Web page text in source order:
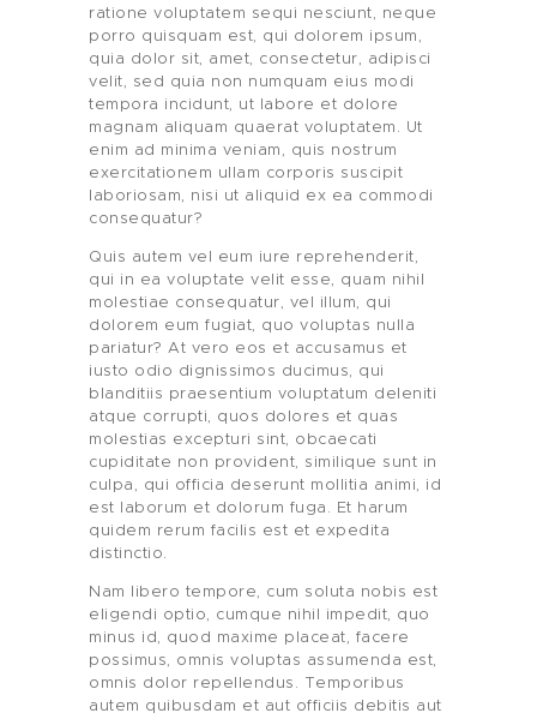
ratione voluptatem sequi nesciunt, neque
porro quisquam est, qui dolorem ipsum,
quia dolor sit, amet, consectetur, adipisci
velit, sed quia non numquam eius modi
tempora incidunt, ut labore et dolore
magnam aliquam quaerat voluptatem. Ut
enim ad minima veniam, quis nostrum
exercitationem ullam corporis suscipit
laboriosam, nisi ut aliquid ex ea commodi
consequatur?
Quis autem vel eum iure reprehenderit,
qui in ea voluptate velit esse, quam nihil
molestiae consequatur, vel illum, qui
dolorem eum fugiat, quo voluptas nulla
pariatur? At vero eos et accusamus et
iusto odio dignissimos ducimus, qui
blanditiis praesentium voluptatum deleniti
atque corrupti, quos dolores et quas
molestias excepturi sint, obcaecati
cupiditate non provident, similique sunt in
culpa, qui officia deserunt mollitia animi, id
est laborum et dolorum fuga. Et harum
quidem rerum facilis est et expedita
distinctio.
Nam libero tempore, cum soluta nobis est
eligendi optio, cumque nihil impedit, quo
minus id, quod maxime placeat, facere
possimus, omnis voluptas assumenda est,
omnis dolor repellendus. Temporibus
autem quibusdam et aut officiis debitis aut